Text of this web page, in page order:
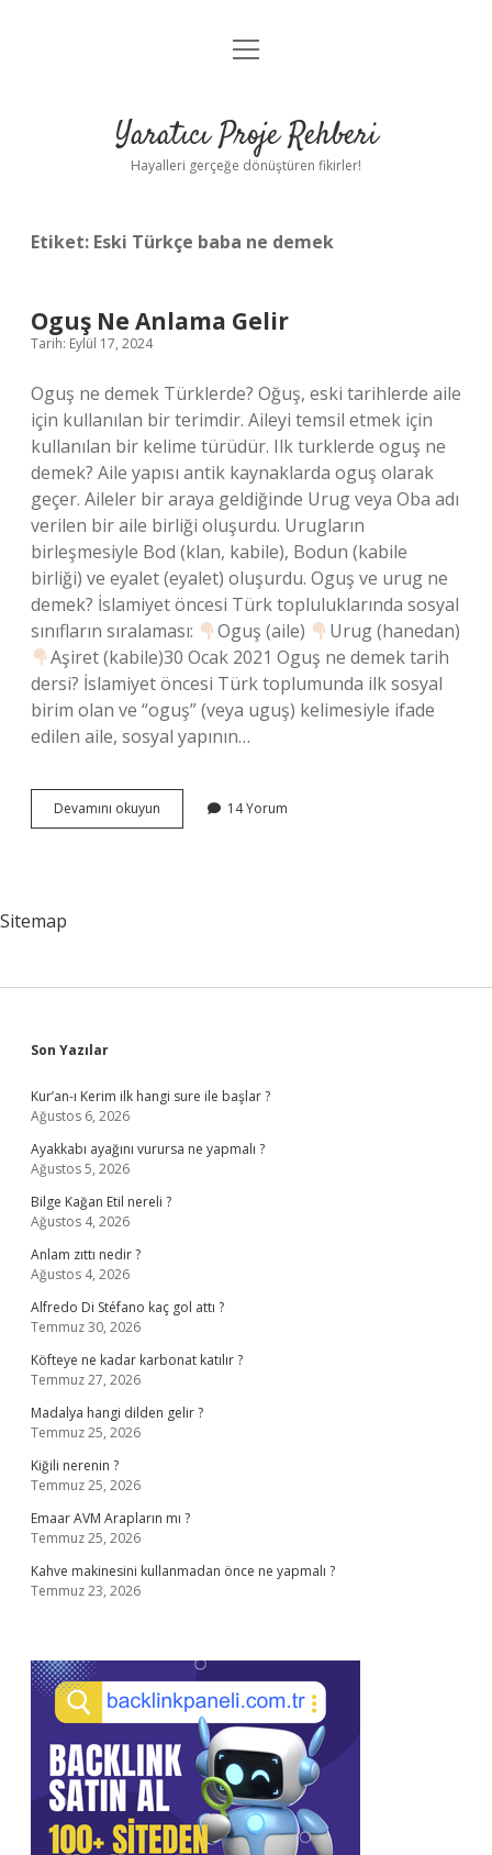
Anasayfa
Yasal Uyarı
menüyü
Yaratıcı Proje Rehberi
Hayalleri gerçeğe dönüştüren fikirler!
Etiket: Eski Türkçe baba ne demek
Oguş Ne Anlama Gelir
Tarih: Eylül 17, 2024
Oguş ne demek Türklerde? Oğuş, eski tarihlerde aile
için kullanılan bir terimdir. Aileyi temsil etmek için
kullanılan bir kelime türüdür. Ilk turklerde oguş ne
demek? Aile yapısı antik kaynaklarda oguş olarak
geçer. Aileler bir araya geldiğinde Urug veya Oba adı
verilen bir aile birliği oluşurdu. Urugların
birleşmesiyle Bod (klan, kabile), Bodun (kabile
birliği) ve eyalet (eyalet) oluşurdu. Oguş ve urug ne
demek? İslamiyet öncesi Türk topluluklarında sosyal
sınıfların sıralaması:
Oguş (aile)
Urug (hanedan)
Aşiret (kabile)30 Ocak 2021 Oguş ne demek tarih
dersi? İslamiyet öncesi Türk toplumunda ilk sosyal
birim olan ve “oguş” (veya uguş) kelimesiyle ifade
edilen aile, sosyal yapının…
Devamını okuyun
Ne
14 Yorum
Sitemap
Sidebar
Son Yazılar
Kur’an-ı Kerim ilk hangi sure ile başlar ?
Ağustos 6, 2026
Ayakkabı ayağını vurursa ne yapmalı ?
Ağustos 5, 2026
Bilge Kağan Etil nereli ?
Ağustos 4, 2026
Anlam zıttı nedir ?
Ağustos 4, 2026
Alfredo Di Stéfano kaç gol attı ?
Temmuz 30, 2026
Köfteye ne kadar karbonat katılır ?
Temmuz 27, 2026
Madalya hangi dilden gelir ?
Temmuz 25, 2026
Kiğili nerenin ?
Temmuz 25, 2026
Emaar AVM Arapların mı ?
Temmuz 25, 2026
Kahve makinesini kullanmadan önce ne yapmalı ?
Temmuz 23, 2026